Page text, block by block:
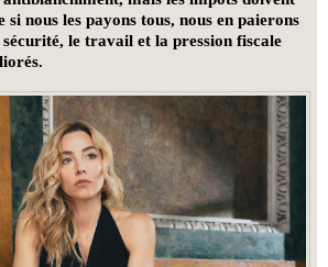
si nous les payons tous, nous en paierons
le travail et la pression fiscale